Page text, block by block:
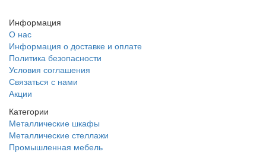
Информация
О нас
Информация о доставке и оплате
Политика безопасности
Условия соглашения
Связаться с нами
Акции
Категории
Металлические шкафы
Металлические стеллажи
Промышленная мебель